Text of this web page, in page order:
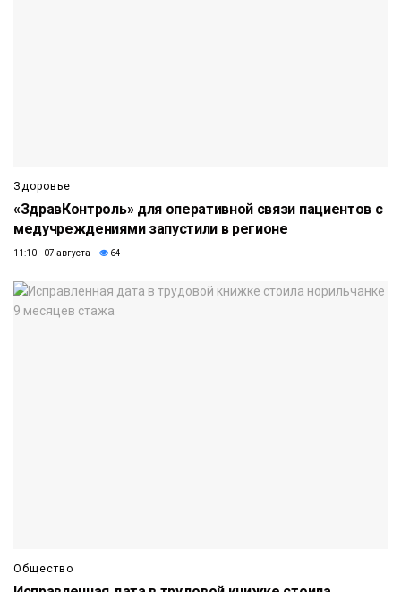
Здоровье
«ЗдравКонтроль» для оперативной связи пациентов с
медучреждениями запустили в регионе
11:10 07 августа 64
Общество